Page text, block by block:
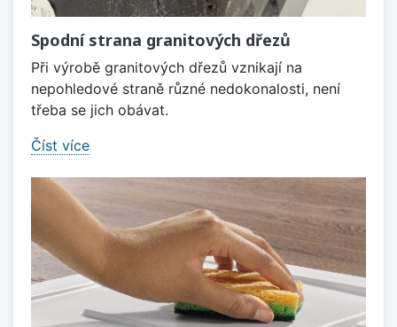
Spodní strana granitových dřezů
Při výrobě granitových dřezů vznikají na
nepohledové straně různé nedokonalosti, není
třeba se jich obávat.
Číst více